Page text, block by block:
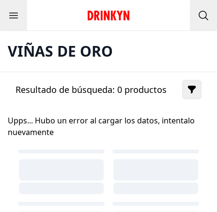
Menu Inicio Drinkyn
VIÑAS DE ORO
Resultado de búsqueda: 0 productos
Upps... Hubo un error al cargar los datos, intentalo
nuevamente